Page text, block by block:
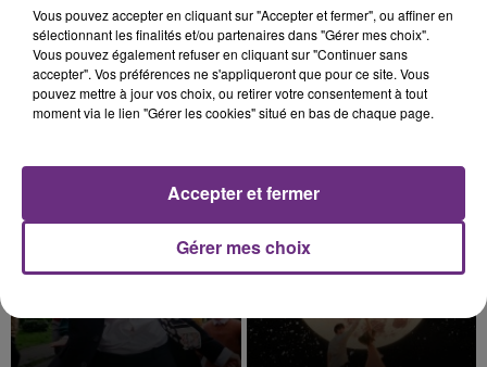
Vous pouvez accepter en cliquant sur "Accepter et fermer", ou affiner en
sélectionnant les finalités et/ou partenaires dans "Gérer mes choix".
Vous pouvez également refuser en cliquant sur "Continuer sans
accepter". Vos préférences ne s'appliqueront que pour ce site. Vous
pouvez mettre à jour vos choix, ou retirer votre consentement à tout
moment via le lien "Gérer les cookies" situé en bas de chaque page.
Gérer mes choix
Accepter et fermer